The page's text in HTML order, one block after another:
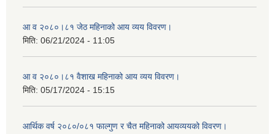
आ व २०८०।८१ जेठ महिनाको आय व्यय विवरण।
मिति: 06/21/2024 - 11:05
आ व २०८०।८१ वैशाख महिनाको आय व्यय विवरण।
मिति: 05/17/2024 - 15:15
आर्थिक वर्ष २०८०/०८१ फाल्गुण र चैत महिनाको आयव्ययको विवरण।